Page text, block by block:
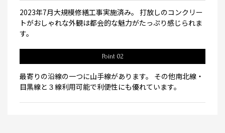
2023年7月大規模修繕工事実施済み。 打放しのコンクリー
トがおしゃれな外観は都会的な魅力がたっぷり感じられま
す。
Point 02
最寄りの沿線の一つに山手線があります。 その他南北線・
目黒線と３線利用可能で利便性にも優れています。